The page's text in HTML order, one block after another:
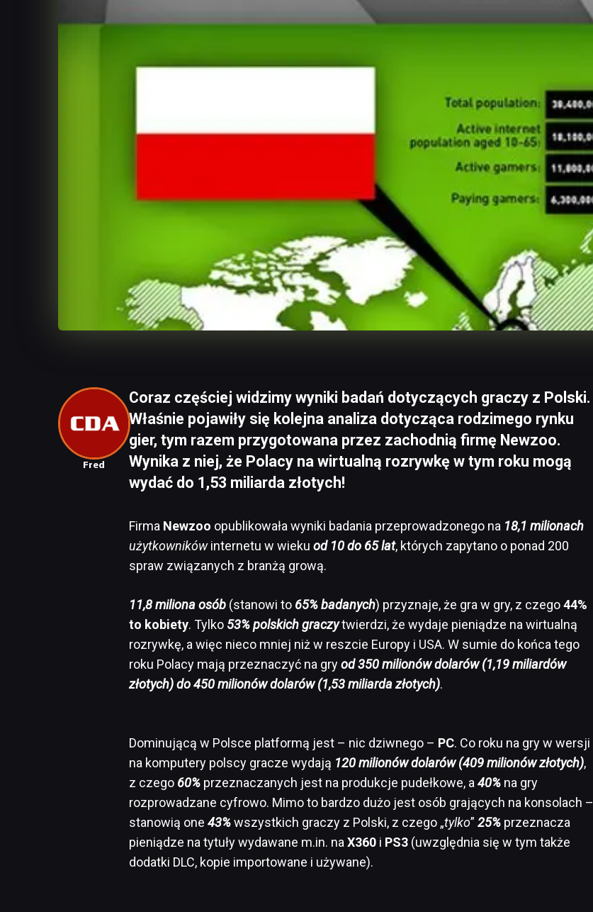
Fred
Coraz częściej widzimy wyniki badań dotyczących graczy z Polski.
Właśnie pojawiły się kolejna analiza dotycząca rodzimego rynku
gier, tym razem przygotowana przez zachodnią firmę Newzoo.
Wynika z niej, że Polacy na wirtualną rozrywkę w tym roku mogą
wydać do 1,53 miliarda złotych!
Firma Newzoo opublikowała wyniki badania przeprowadzonego na 18,1 milionach
użytkownikówinternetu w wieku od 10 do 65 lat, których zapytano o ponad 200
spraw związanych z branżą grową.
11,8 miliona osób (stanowi to 65% badanych) przyznaje, że gra w gry, z czego44%
to kobiety. Tylko 53% polskich graczytwierdzi, że wydaje pieniądze na wirtualną
rozrywkę, a więc nieco mniej niż w reszcie Europy i USA. W sumie do końca tego
roku Polacy mają przeznaczyć na gryod 350 milionów dolarów (1,19 miliardów
złotych) do 450 milionów dolarów (1,53 miliarda złotych).
Dominującą w Polsce platformą jest – nic dziwnego – PC. Co roku na gry w wersji
na komputery polscy gracze wydają 120 milionów dolarów (409 milionów złotych),
z czego 60% przeznaczanych jest na produkcje pudełkowe, a 40% na gry
rozprowadzane cyfrowo. Mimo to bardzo dużo jest osób grających na konsolach –
stanowią one 43%wszystkich graczy z Polski, z czego „tylko” 25% przeznacza
pieniądze na tytuły wydawane m.in. na X360 i PS3 (uwzględnia się w tym także
dodatki DLC, kopie importowane i używane).